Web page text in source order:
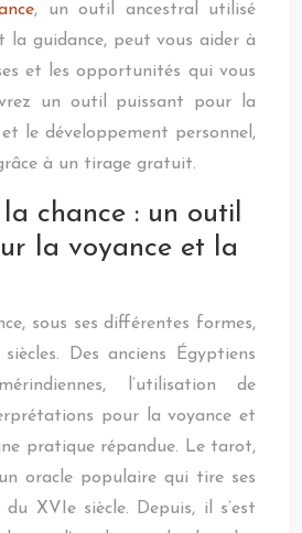
, un outil ancestral utilisé
la guidance, peut vous aider à
et les opportunités qui vous
un outil puissant pour la
le développement personnel,
à un tirage gratuit.
la chance : un outil
la voyance et la
sous ses différentes formes,
Des anciens Égyptiens
l’utilisation de
pour la voyance et
pratique répandue. Le tarot,
oracle populaire qui tire ses
XVIe siècle. Depuis, il s’est